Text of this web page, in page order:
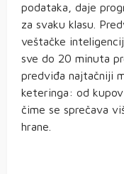
podataka, daje
za svaku klasu.
veštačke
sve do 20 minuta
predviđa najtačniji
keteringa: od
čime se sprečava
hrane.